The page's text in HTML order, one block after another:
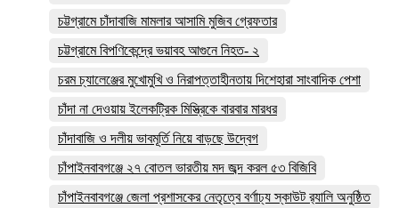
চট্টগ্রামে চাঁদাবাজি মামলার আসামি মুজিব গ্রেফতার
চট্টগ্রামে বিপণিকেন্দ্রে ভয়াবহ আগুনে নিহত- ২
চরম চ্যালেঞ্জের মুখোমুখি ও নিরাপত্তাহীনতায় দিশেহারা সাংবাদিক পেশা
চাঁদা না দেওয়ায় ইলেকট্রিক মিস্ত্রিকে বারবার মারধর
চাঁদাবাজি ও দলীয় ভাবমূর্তি নিয়ে বাড়ছে উদ্বেগ
চাঁপাইনবাবগঞ্জে ২৭ বোতল ভারতীয় মদ জব্দ করল ৫৩ বিজিবি
চাঁপাইনবাবগঞ্জে জেলা প্রশাসকের নেতৃত্বে বর্ণাঢ্য স্কাউট র‍্যালি অনুষ্ঠিত